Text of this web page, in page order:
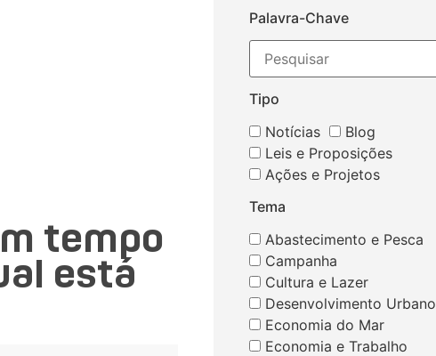
tempo
está
Palavra-Chave
Tipo
Notícias
Blog
Leis e Proposições
Ações e Projetos
Tema
Abastecimento e Pesca
Campanha
Cultura e Lazer
Desenvolvimento Urbano
Economia do Mar
Economia e Trabalho